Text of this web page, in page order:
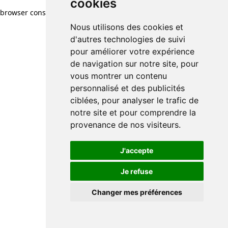
cookies
Nous utilisons des cookies et
d'autres technologies de suivi
pour améliorer votre expérience
de navigation sur notre site, pour
vous montrer un contenu
personnalisé et des publicités
ciblées, pour analyser le trafic de
notre site et pour comprendre la
provenance de nos visiteurs.
J'accepte
Je refuse
Changer mes préférences
browser console for more information)